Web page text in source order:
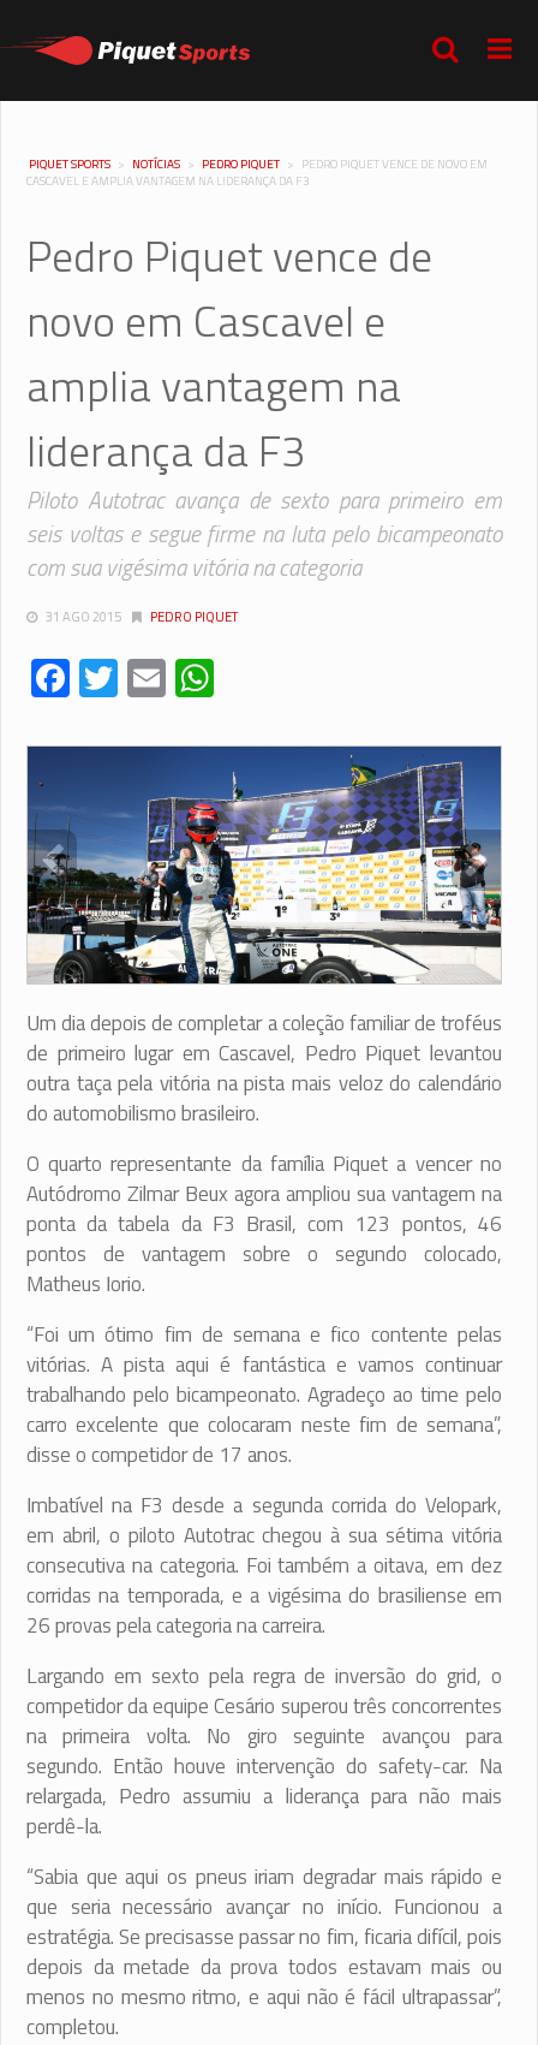
PIQUET SPORTS > NOTÍCIAS > PEDRO PIQUET > PEDRO PIQUET VENCE DE NOVO EM
CASCAVEL E AMPLIA VANTAGEM NA LIDERANÇA DA F3
Pedro Piquet vence de
novo em Cascavel e
amplia vantagem na
liderança da F3
Piloto Autotrac avança de sexto para primeiro em
seis voltas e segue firme na luta pelo bicampeonato
com sua vigésima vitória na categoria
31 AGO 2015 PEDRO PIQUET
Facebook
Twitter
Email
Um dia depois de completar a coleção familiar de troféus
de primeiro lugar em Cascavel, Pedro Piquet levantou
outra taça pela vitória na pista mais veloz do calendário
do automobilismo brasileiro.
O quarto representante da família Piquet a vencer no
Autódromo Zilmar Beux agora ampliou sua vantagem na
ponta da tabela da F3 Brasil, com 123 pontos, 46
pontos de vantagem sobre o segundo colocado,
Matheus Iorio.
“Foi um ótimo fim de semana e fico contente pelas
vitórias. A pista aqui é fantástica e vamos continuar
trabalhando pelo bicampeonato. Agradeço ao time pelo
carro excelente que colocaram neste fim de semana”,
disse o competidor de 17 anos.
Imbatível na F3 desde a segunda corrida do Velopark,
em abril, o piloto Autotrac chegou à sua sétima vitória
consecutiva na categoria. Foi também a oitava, em dez
corridas na temporada, e a vigésima do brasiliense em
26 provas pela categoria na carreira.
Largando em sexto pela regra de inversão do grid, o
competidor da equipe Cesário superou três concorrentes
na primeira volta. No giro seguinte avançou para
segundo. Então houve intervenção do safety-car. Na
relargada, Pedro assumiu a liderança para não mais
perdê-la.
“Sabia que aqui os pneus iriam degradar mais rápido e
que seria necessário avançar no início. Funcionou a
estratégia. Se precisasse passar no fim, ficaria difícil, pois
depois da metade da prova todos estavam mais ou
menos no mesmo ritmo, e aqui não é fácil ultrapassar”,
completou.